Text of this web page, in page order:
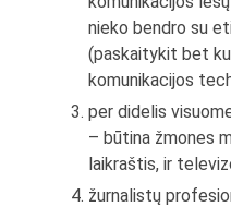
nieko bendro su
(paskaitykit bet
komunikacijos
per didelis
– būtina žmones
laikraštis, ir
žurnalistų